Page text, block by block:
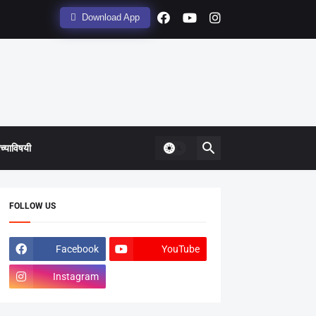
Download App
FOLLOW US
Facebook YouTube
Instagram